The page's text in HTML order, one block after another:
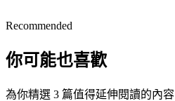
Recommended
你可能也喜歡
為你精選 3 篇值得延伸閱讀的內容